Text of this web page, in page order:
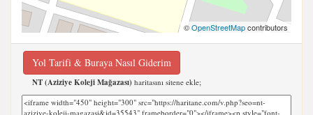
©OpenStreetMapcontributors
Yol Tarifi & Buraya Nasıl Giderim
NT (Aziziye Koleji Mağazası) haritasını sitene ekle;